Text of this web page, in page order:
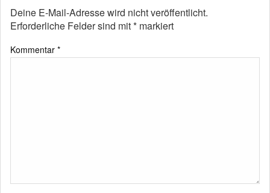
Deine E-Mail-Adresse wird nicht veröffentlicht.
Erforderliche Felder sind mit* markiert
Kommentar *